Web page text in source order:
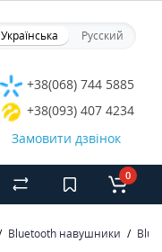
Українська Русский
+38(068) 744 5885
+38(093) 407 4234
Замовити дзвінок
0
Bluetooth навушники